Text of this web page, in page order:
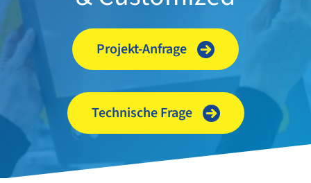
Projekt-​Anfrage
Technische Frage